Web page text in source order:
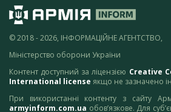
© 2018 - 2026, ІНФОРМАЦІЙНЕ АГЕНТСТВО,
Міністерство оборони України
Контент доступний за ліцензією Creative
International license якщо не зазначено
При використанні контенту з сайту
armyinform.com.ua обов’язкове. Для